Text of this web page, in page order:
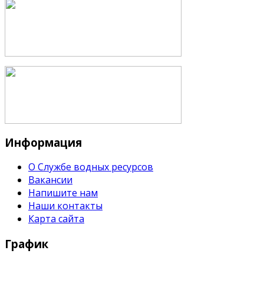
Информация
О Службе водных ресурсов
Вакансии
Напишите нам
Наши контакты
Карта сайта
График